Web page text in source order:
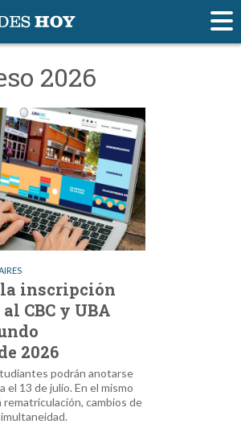
2026
la inscripción
CBC y UBA
2026
podrán anotarse
el 13 de julio. En el mismo
cambios de